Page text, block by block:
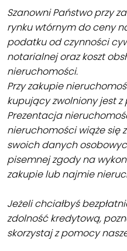
Szanowni Państwo przy
rynku wtórnym do ceny
podatku od czynności
notarialnej oraz koszt
nieruchomości.
Przy zakupie
kupujący zwolniony jest z
Prezentacja
nieruchomości wiąże się
swoich danych
pisemnej zgody na
zakupie lub najmie
Jeżeli chciałbyś
zdolność kredytową,
skorzystaj z pomocy